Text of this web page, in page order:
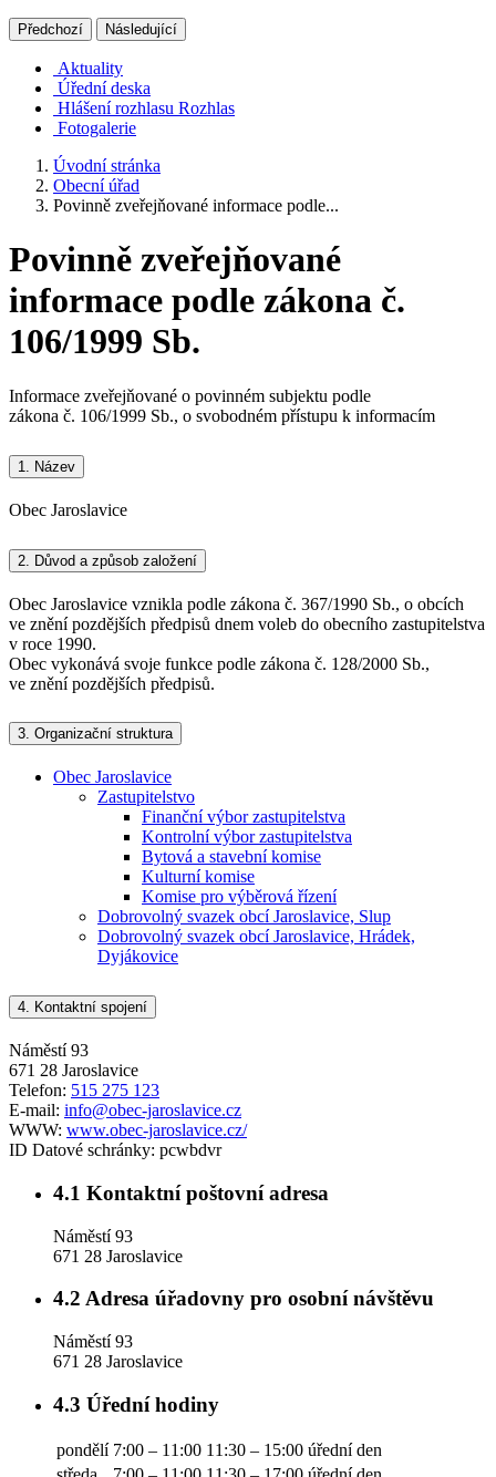
Předchozí Následující
Aktuality
Úřední deska
Hlášení rozhlasu Rozhlas
Fotogalerie
Úvodní stránka
Obecní úřad
Povinně zveřejňované informace podle...
Povinně zveřejňované
informace podle zákona č.
106/1999 Sb.
Informace zveřejňované o povinném subjektu podle
zákona č. 106/1999 Sb., o svobodném přístupu k informacím
1. Název
Obec Jaroslavice
2. Důvod a způsob založení
Obec Jaroslavice vznikla podle zákona č. 367/1990 Sb., o obcích
ve znění pozdějších předpisů dnem voleb do obecního zastupitelstva
v roce 1990.
Obec vykonává svoje funkce podle zákona č. 128/2000 Sb.,
ve znění pozdějších předpisů.
3. Organizační struktura
Obec Jaroslavice
Zastupitelstvo
Finanční výbor zastupitelstva
Kontrolní výbor zastupitelstva
Bytová a stavební komise
Kulturní komise
Komise pro výběrová řízení
Dobrovolný svazek obcí Jaroslavice, Slup
Dobrovolný svazek obcí Jaroslavice, Hrádek,
Dyjákovice
4. Kontaktní spojení
Náměstí 93
671 28 Jaroslavice
Telefon: 515 275 123
E-mail: info@obec-jaroslavice.cz
WWW: www.obec-jaroslavice.cz/
ID Datové schránky: pcwbdvr
4.1 Kontaktní poštovní adresa
Náměstí 93
671 28 Jaroslavice
4.2 Adresa úřadovny pro osobní návštěvu
Náměstí 93
671 28 Jaroslavice
4.3 Úřední hodiny
pondělí 7:00 – 11:00 11:30 – 15:00 úřední den